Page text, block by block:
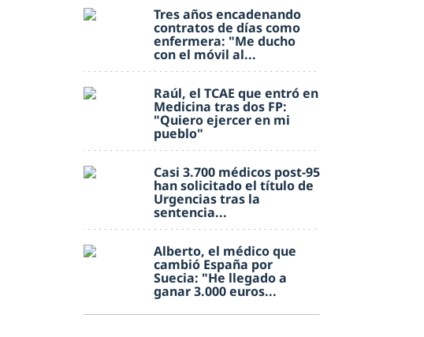
Tres años encadenando
contratos de días como
enfermera: "Me ducho
con el móvil al...
Raúl, el TCAE que entró en
Medicina tras dos FP:
"Quiero ejercer en mi
pueblo"
Casi 3.700 médicos post-95
han solicitado el título de
Urgencias tras la
sentencia...
Alberto, el médico que
cambió España por
Suecia: "He llegado a
ganar 3.000 euros...